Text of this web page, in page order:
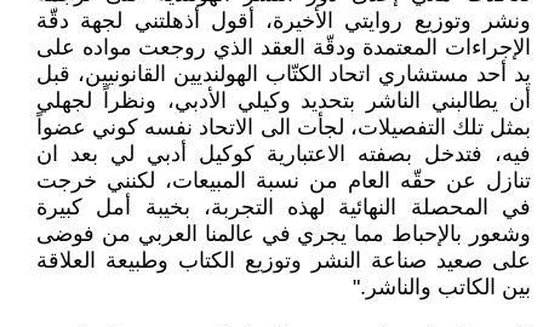
ونشر وتوزيع روايتي الأخيرة، أقول أذهلتني لجهة دقّة
الإجراءات المعتمدة ودقّة العقد الذي روجعت مواده على
يد أحد مستشاري اتحاد الكتّاب الهولنديين القانونيين، قبل
أن يطالبني الناشر بتحديد وكيلي الأدبي، ونظراً لجهلي
بمثل تلك التفصيلات، لجأت الى الاتحاد نفسه كوني عضواً
فيه، فتدخل بصفته الاعتبارية كوكيل أدبي لي بعد ان
تنازل عن حقّه العام من نسبة المبيعات، لكنني خرجت
في المحصلة النهائية لهذه التجربة، بخيبة أمل كبيرة
وشعور بالإحباط مما يجري في عالمنا العربي من فوضى
على صعيد صناعة النشر وتوزيع الكتاب وطبيعة العلاقة
بين الكاتب والناشر."